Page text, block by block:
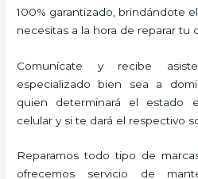
100% garantizado, brindándote
necesitas a la hora de reparar tu
Comunícate y recibe
especializado bien sea a
quien determinará el estado
celular y si te dará el respectivo
Reparamos todo tipo de
ofrecemos servicio de